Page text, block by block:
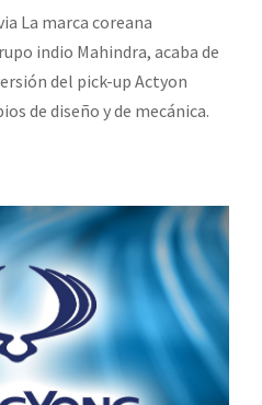
La marca coreana
indio Mahindra, acaba de
del pick-up Actyon
de diseño y de mecánica.